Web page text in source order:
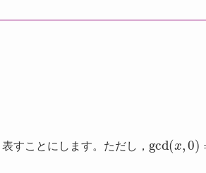
表すことにします。ただし，
gcd( 0)=